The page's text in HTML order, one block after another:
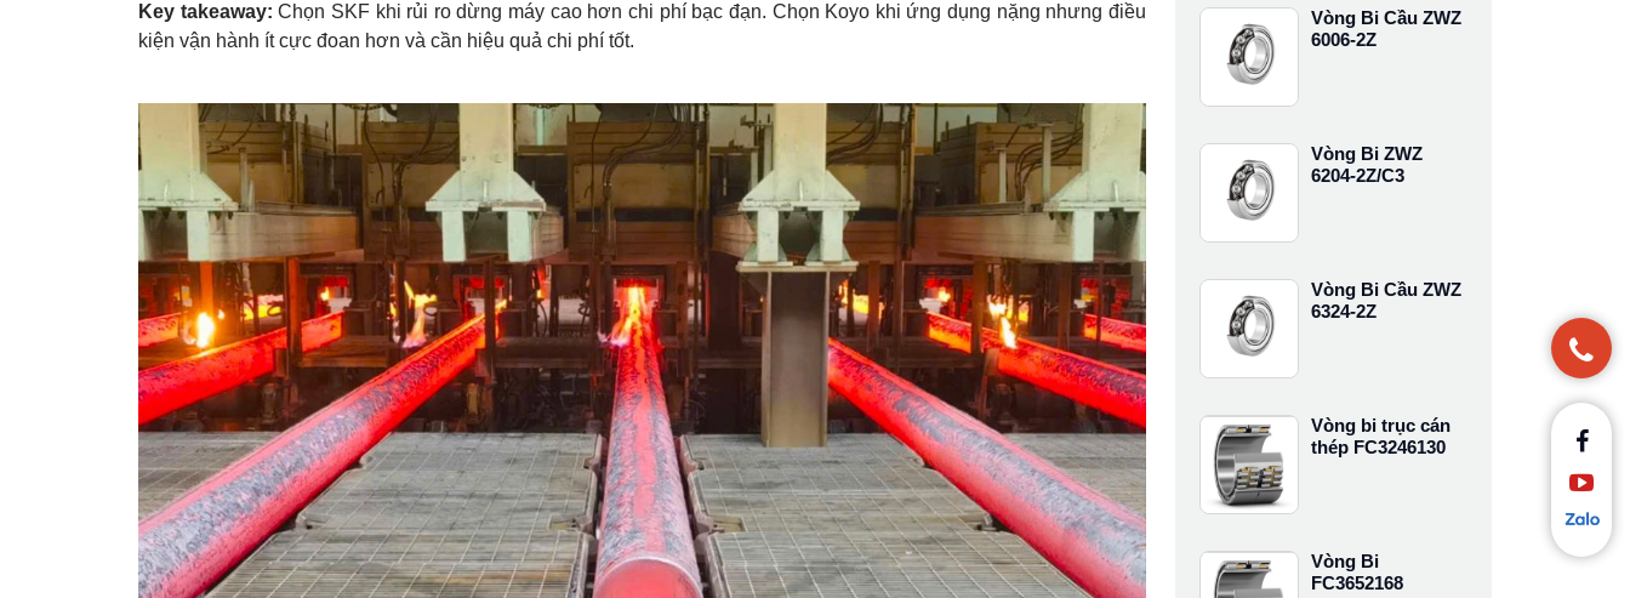
Key takeaway: Chọn SKF khi rủi ro dừng máy cao hơn chi phí bạc đạn. Chọn Koyo khi ứng dụng nặng nhưng điều
kiện vận hành ít cực đoan hơn và cần hiệu quả chi phí tốt.
Vòng Bi Cầu ZWZ
6006-2Z
Vòng Bi ZWZ
6204-2Z/C3
Vòng Bi Cầu ZWZ
6324-2Z
Vòng bi trục cán
thép FC3246130
Vòng Bi
FC3652168